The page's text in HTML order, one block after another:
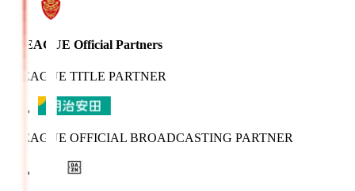
J.LEAGUE Official Partners
J.LEAGUE TITLE PARTNER
J.LEAGUE OFFICIAL BROADCASTING PARTNER